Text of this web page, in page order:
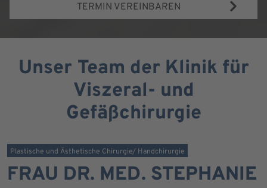
TERMIN VEREINBAREN
Unser Team der Klinik für
Viszeral- und
Gefäßchirurgie
Plastische und Ästhetische Chirurgie/ Handchirurgie
FRAU DR. MED. STEPHANIE